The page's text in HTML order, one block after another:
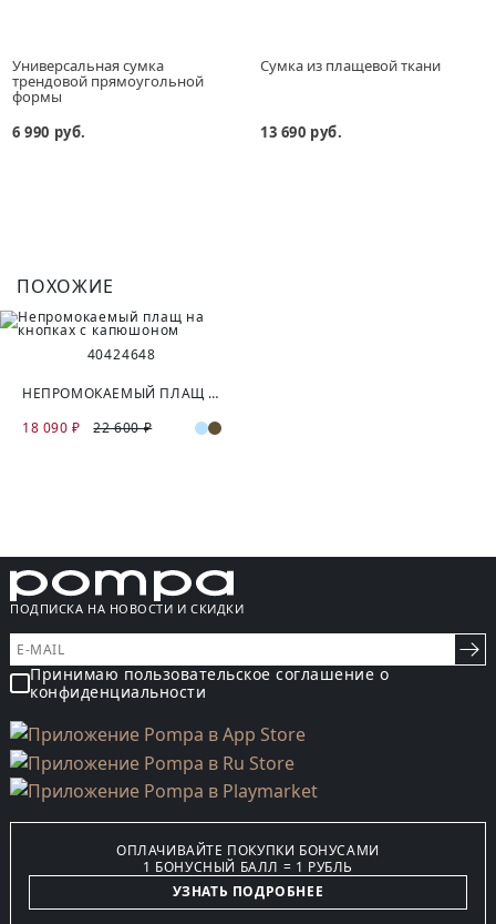
Универсальная сумка
трендовой прямоугольной
формы
6 990 руб.
Сумка из плащевой ткани
13 690 руб.
ПОХОЖИЕ
40424648
НЕПРОМОКАЕМЫЙ ПЛАЩ НА КНОПКАХ С КАПЮШОНОМ
18 090 ₽
22 600 ₽
ПОДПИСКА НА НОВОСТИ И СКИДКИ
Принимаю пользовательское соглашение о
конфиденциальности
ОПЛАЧИВАЙТЕ ПОКУПКИ БОНУСАМИ
1 БОНУСНЫЙ БАЛЛ = 1 РУБЛЬ
УЗНАТЬ ПОДРОБНЕЕ